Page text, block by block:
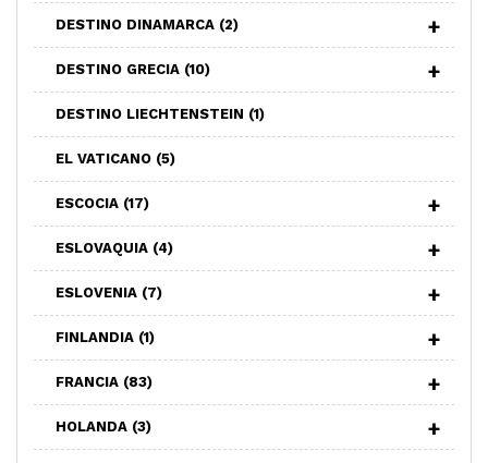
DESTINO DINAMARCA (2)
DESTINO GRECIA (10)
DESTINO LIECHTENSTEIN (1)
EL VATICANO (5)
ESCOCIA (17)
ESLOVAQUIA (4)
ESLOVENIA (7)
FINLANDIA (1)
FRANCIA (83)
HOLANDA (3)